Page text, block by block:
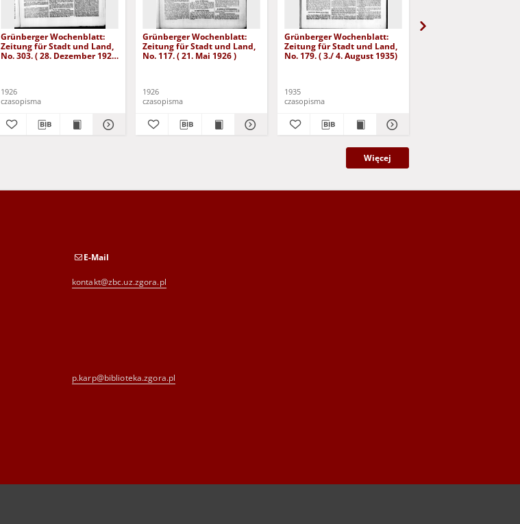
Grünberger Wochenblatt:
Zeitung für Stadt und Land,
No. 303. ( 28. Dezember 1926
1926
czasopisma
Grünberger Wochenblatt:
Zeitung für Stadt und Land,
No. 117. ( 21. Mai 1926 )
1926
czasopisma
Grünberger Wochenblatt:
Zeitung für Stadt und Land,
No. 179. ( 3./ 4. August 1935)
1935
czasopisma
Więcej
E-Mail
kontakt@zbc.uz.zgora.pl
p.karp@biblioteka.zgora.pl